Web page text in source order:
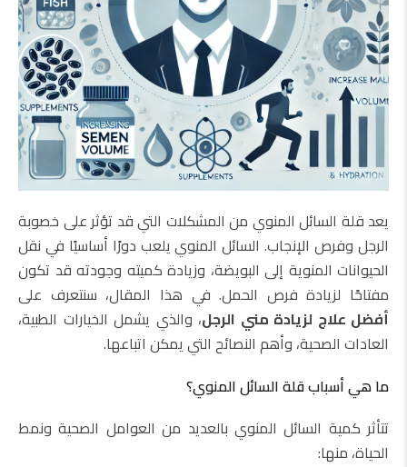
يعد قلة السائل المنوي من المشكلات التي قد تؤثر على خصوبة
الرجل وفرص الإنجاب. السائل المنوي يلعب دورًا أساسيًا في نقل
الحيوانات المنوية إلى البويضة، وزيادة كميته وجودته قد تكون
مفتاحًا لزيادة فرص الحمل. في هذا المقال، سنتعرف على
أفضل علاج لزيادة مني الرجل، والذي يشمل الخيارات الطبية،
العادات الصحية، وأهم النصائح التي يمكن اتباعها.
ما هي أسباب قلة السائل المنوي؟
تتأثر كمية السائل المنوي بالعديد من العوامل الصحية ونمط
الحياة، منها: